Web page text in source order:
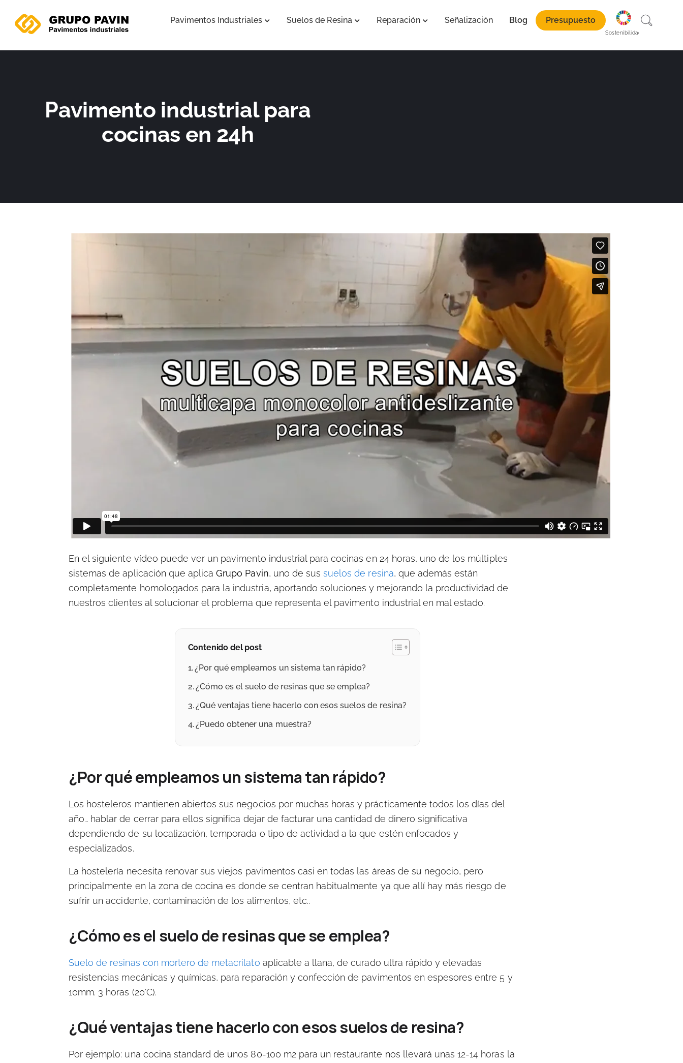
contenido
Pavimentos Industriales Abrir Pavimentos Industriales
Suelos de Resina Abrir Suelos de Resina
Reparación Abrir Reparación
Señalización Blog Presupuesto
Sostenibilidad
Pavimento industrial para
cocinas en 24h
En el siguiente vídeo puede ver un pavimento industrial para cocinas en 24 horas, uno de los múltiples
sistemas de aplicación que aplicaGrupo Pavin, uno de sussuelos de resina, que además están
completamente homologados para la industria, aportando soluciones y mejorando la productividad de
nuestros clientes al solucionar el problema que representa el pavimento industrial en mal estado.
Contenido del post
¿Por qué empleamos un sistema tan rápido?
¿Cómo es el suelo de resinas que se emplea?
¿Qué ventajas tiene hacerlo con esos suelos de resina?
¿Puedo obtener una muestra?
¿Por qué empleamos un sistema tan rápido?
Los hosteleros mantienen abiertos sus negocios por muchas horas y prácticamente todos los días del
año… hablar de cerrar para ellos significa dejar de facturar una cantidad de dinero significativa
dependiendo de su localización, temporada o tipo de actividad a la que estén enfocados y
especializados.
La hostelería necesita renovar sus viejos pavimentos casi en todas las áreas de su negocio, pero
principalmente en la zona de cocina es donde se centran habitualmente ya que allí hay más riesgo de
sufrir un accidente, contaminación de los alimentos, etc..
¿Cómo es el suelo de resinas que se emplea?
Suelo de resinas con mortero de metacrilato aplicable a llana, de curado ultra rápido y elevadas
resistencias mecánicas y químicas, para reparación y confección de pavimentos en espesores entre 5 y
10mm. 3 horas (20’C).
¿Qué ventajas tiene hacerlo con esos suelos de resina?
Por ejemplo: una cocina standard de unos 80-100 m2 para un restaurante nos llevará unas 12-14 horas la